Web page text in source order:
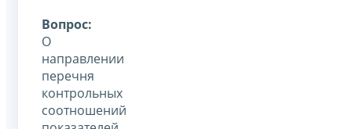
Вопрос:
О
направлении
перечня
контрольных
соотношений